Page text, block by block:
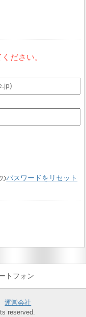
ださい。
パスワードをリセット
トフォン
運営会社
reserved.